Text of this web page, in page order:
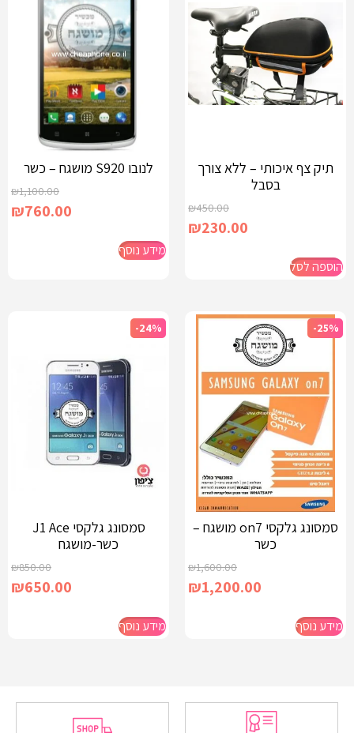
תיק צף איכותי – ללא צורך
בסבל
₪450.00
₪230.00
הוספה לסל
לנובו S920 מושגח – כשר
₪1,100.00
₪760.00
מידע נוסף
-25%
סמסונג גלקסי on7 מושגח –
כשר
₪1,600.00
₪1,200.00
מידע נוסף
-24%
סמסונג גלקסי J1 Ace
כשר-מושגח
₪850.00
₪650.00
מידע נוסף